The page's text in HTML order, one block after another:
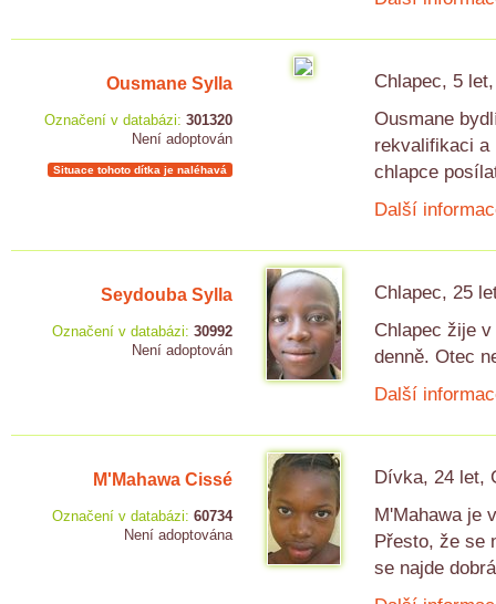
Ousmane Sylla
Označení v databázi: 301320
Není adoptován
Situace tohoto dítka je naléhavá
Chlapec, 5
Ousmane
rekvalifikaci a
chlapce
Další
Seydouba Sylla
Označení v databázi: 30992
Není adoptován
Chlapec, 25
Chlapec žije
denně. Otec
Další
M'Mahawa Cissé
Označení v databázi: 60734
Není adoptována
Dívka, 24 let,
M'Mahawa je
Přesto, že se
se najde